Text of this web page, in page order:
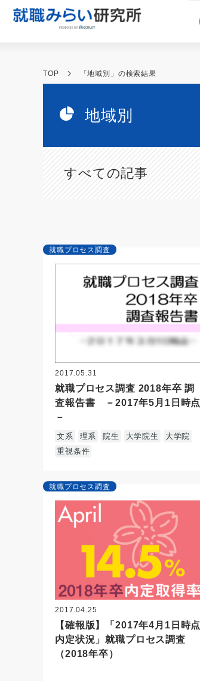
TOP 「地域別」の検索結果
地域別
すべての記事
就職プロセス調査
2017.05.31
就職プロセス調査 2018年卒 調
査報告書 －2017年5月1日時点
－
文系 理系 院生 大学院生
大学院
重視条件
就職プロセス調査
2017.04.25
【確報版】「2017年4月1日時点
内定状況」就職プロセス調査
（2018年卒）